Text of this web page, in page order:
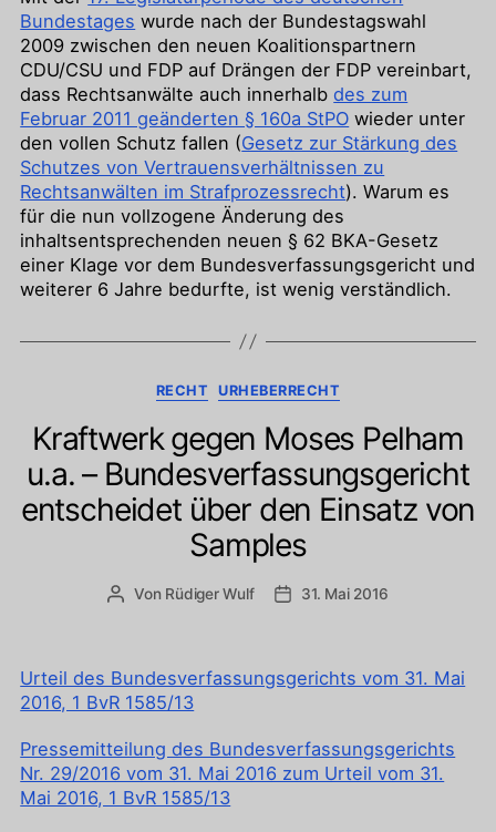
Bundestages wurde nach der Bundestagswahl
2009 zwischen den neuen Koalitionspartnern
CDU/CSU und FDP auf Drängen der FDP vereinbart,
dass Rechtsanwälte auch innerhalbdes zum
Februar 2011 geänderten § 160a StPO wieder unter
den vollen Schutz fallen (Gesetz zur Stärkung des
Schutzes von Vertrauensverhältnissen zu
Rechtsanwälten im Strafprozessrecht). Warum es
für die nun vollzogene Änderung des
inhaltsentsprechenden neuen § 62 BKA-Gesetz
einer Klage vor dem Bundesverfassungsgericht und
weiterer 6 Jahre bedurfte, ist wenig verständlich.
Kategorien
RECHT URHEBERRECHT
Kraftwerk gegen Moses Pelham
u.a. – Bundesverfassungsgericht
entscheidet über den Einsatz von
Samples
Beitragsautor
Von Rüdiger Wulf Veröffentlichungsdatum
31. Mai 2016
Urteil des Bundesverfassungsgerichts vom 31. Mai
2016, 1 BvR 1585/13
Pressemitteilung des Bundesverfassungsgerichts
Nr. 29/2016 vom 31. Mai 2016 zum Urteil vom 31.
Mai 2016, 1 BvR 1585/13